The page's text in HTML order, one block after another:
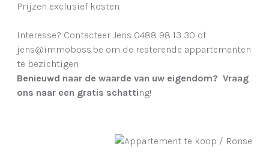
Prijzen exclusief kosten.
Interesse? Contacteer Jens 0488 98 13 30 of
jens@immoboss.be om de resterende appartementen
te bezichtigen.
Benieuwd naar de waarde van uw eigendom? Vraag
ons naar een gratis schatting!